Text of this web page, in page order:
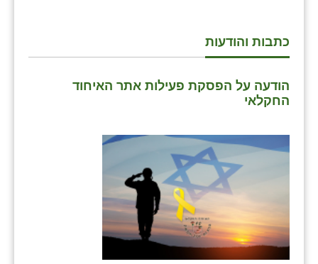
כתבות והודעות
הודעה על הפסקת פעילות אתר האיחוד
החקלאי